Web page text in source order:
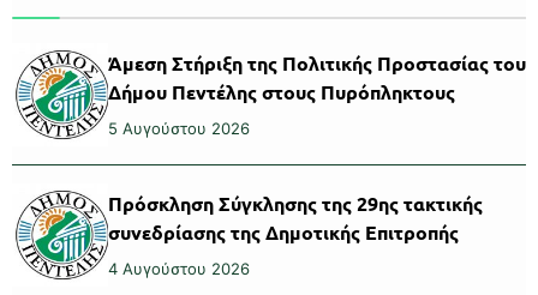
Άμεση Στήριξη της Πολιτικής Προστασίας του
Δήμου Πεντέλης στους Πυρόπληκτους
5 Αυγούστου 2026
Πρόσκληση Σύγκλησης της 29ης τακτικής
συνεδρίασης της Δημοτικής Επιτροπής
4 Αυγούστου 2026